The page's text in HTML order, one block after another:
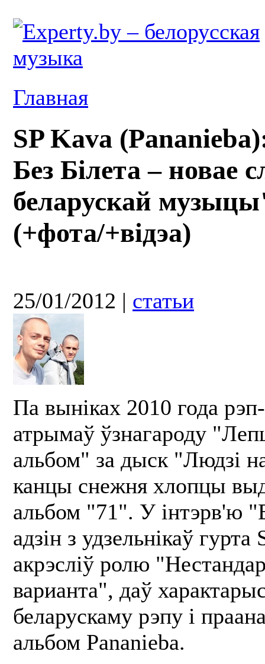
Главная
SP Kava
Без Білета – новае
беларускай
(+фота/+відэа)
25/01/2012 | статьи
Па выніках 2010 года
атрымаў ўзнагароду
альбом" за дыск "Людзі
канцы снежня хлопцы
альбом "71". У інтэрв'ю
адзін з удзельнікаў гурта
акрэсліў ролю
варианта", даў
беларускаму рэпу і
альбом Pananieba.